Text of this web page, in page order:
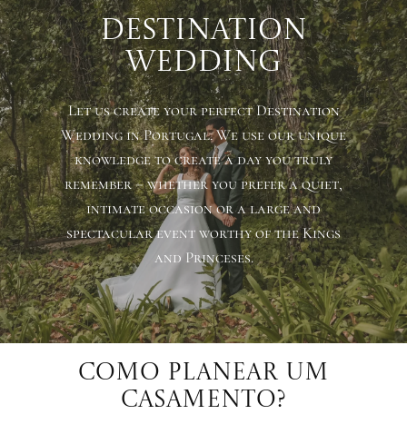
Destination
Wedding
Let us create your perfect Destination
Wedding in Portugal. We use our unique
knowledge to create a day you truly
remember – whether you prefer a quiet,
intimate occasion or a large and
spectacular event worthy of the Kings
and Princeses.
Como planear um
casamento?